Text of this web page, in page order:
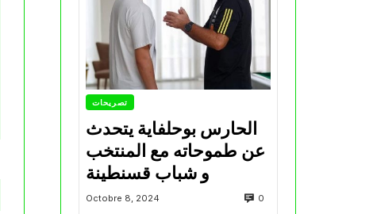
تصريحات
الحارس بوحلفاية يتحدث
عن طموحاته مع المنتخب
و شباب قسنطينة
Octobre 8, 2024 0